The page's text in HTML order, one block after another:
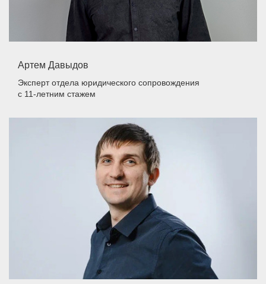
Артем Давыдов
Эксперт отдела юридического сопровождения
с 11-летним стажем